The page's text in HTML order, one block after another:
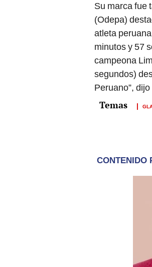
Su marca fue
(Odepa)
atleta
minutos y 57
campeona
segundos)
Peruano”,